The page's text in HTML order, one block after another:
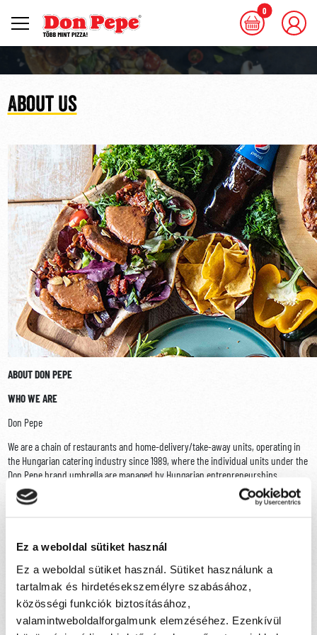
Ez a weboldal sütiket használ
Ez a weboldal sütiket használ. Sütiket használunk a
tartalmak és hirdetésekszemélyre szabásához,
közösségi funkciók biztosításához,
valamintweboldalforgalmunk elemzéséhez. Ezenkívül
0
About Us
ABOUT DON PEPE
WHO WE ARE
Don Pepe
We are a chain of restaurants and home-delivery/take-away units, operating in
the Hungarian catering industry since 1989, where the individual units under the
Don Pepe brand umbrella are managed by Hungarian entrepreneurships.
WHAT'S OUR GOAL
home-delivery service. We strive to become a leading innovator in our market, by
aligning with the latest gastro-trends we continually create excitment, innovate
and develop new meals. Covering the capital and several towns we provide our
service and offer our uniquely rich and colourful menu within an arms reach
desire to consumers with different meal preferences.